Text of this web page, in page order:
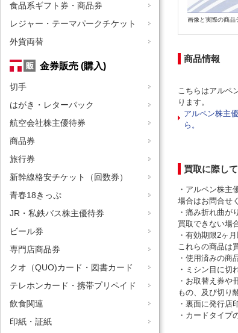
食品系ギフト券・商品券
レジャー・テーマパークチケット
外貨両替
金券販売 (購入)
切手
はがき・レターパック
航空会社株主優待券
商品券
旅行券
新幹線格安チケット（回数券）
青春18きっぷ
JR・私鉄バス株主優待券
ビール券
専門店商品券
クオ（QUO)カード・図書カード
テレホンカード・携帯プリペイド
飲食関連
印紙・証紙
画像と実際の商品
商品情報
こちらはアルペ
ります。
アルペン株主
ら。
買取に際し
・アルペン株主
場合はお問合せ
・痛み折れ曲が
買取できない場
・有効期限2ヶ
これらの商品は
・使用済みの商
・ミシン目に切
・お取替え券や
もの、及び切り
・裏面に発行店
・カードタイプ